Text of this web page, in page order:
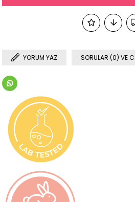
YORUM YAZ SORULAR (0) VE